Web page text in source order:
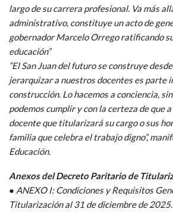
largo de su carrera profesional. Va más
administrativo, constituye un acto de
gobernador Marcelo Orrego ratificando
educación”
“El San Juan del futuro se construye
jerarquizar a nuestros docentes es parte
construcción. Lo hacemos a conciencia,
podemos cumplir y con la certeza de que
docente que titularizará su cargo o sus
familia que celebra el trabajo digno”,
Educación.
Anexos del Decreto Paritario de
● ANEXO I: Condiciones y Requisitos
Titularización al 31 de diciembre de 2025.